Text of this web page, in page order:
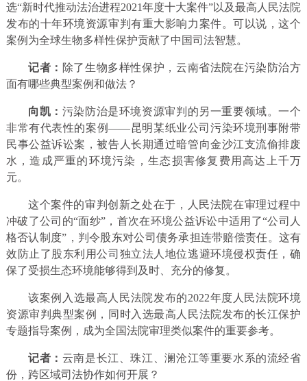
选“新时代推动法治进程2021年度十大案件”以及最高人民法院
发布的十年环境资源审判有重大影响力案件。可以说，这个
案例为全球生物多样性保护贡献了中国司法智慧。
记者： 除了生物多样性保护，云南省法院在污染防治方
面有哪些典型案例和做法？
向凯： 污染防治是环境资源审判的另一重要领域。一个
非常有代表性的案例——昆明某纸业公司污染环境刑事附带
民事公益诉讼案，被告人长期通过暗管向金沙江支流偷排废
水，造成严重的环境污染，生态损害修复费用高达上千万
元。
这个案件的审判创新之处在于，人民法院在审理过程中
冲破了公司的“面纱”，首次在环境公益诉讼中适用了“公司人
格否认制度”，判令股东对公司债务承担连带赔偿责任。这有
效防止了股东利用公司独立法人地位逃避环境侵权责任，确
保了受损生态环境能够得到及时、充分的修复。
该案例入选最高人民法院发布的2022年度人民法院环境
资源审判典型案例，同时入选最高人民法院发布的长江保护
专题指导案例，成为全国法院审理类似案件的重要参考。
记者： 云南是长江、珠江、澜沧江等重要水系的流经省
份，跨区域司法协作如何开展？